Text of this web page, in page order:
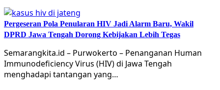
Pergeseran Pola Penularan HIV Jadi Alarm Baru, Wakil
DPRD Jawa Tengah Dorong Kebijakan Lebih Tegas
Semarangkita.id – Purwokerto – Penanganan Human
Immunodeficiency Virus (HIV) di Jawa Tengah
menghadapi tantangan yang…